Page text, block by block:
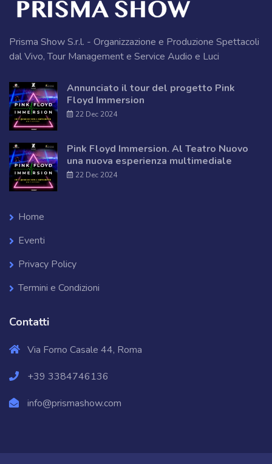
Prisma Show S.r.l. - Organizzazione e Produzione Spettacoli
dal Vivo, Tour Management e Service Audio e Luci
Annunciato il tour del progetto Pink
Floyd Immersion
22 Dec 2024
Pink Floyd Immersion. Al Teatro Nuovo
una nuova esperienza multimediale
22 Dec 2024
Home
Eventi
Privacy Policy
Termini e Condizioni
Contatti
Via Forno Casale 44, Roma
+39 3384746136
info@prismashow.com